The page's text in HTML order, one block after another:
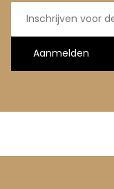
E-
mailadres
Aanmelden